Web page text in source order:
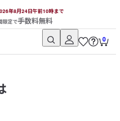
年8月24日午前10時まで
限定で手数料無料
0